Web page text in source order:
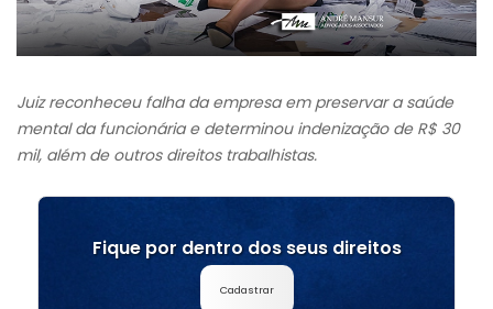
Juiz reconheceu falha da empresa em preservar a saúde
mental da funcionária e determinou indenização de R$ 30
mil, além de outros direitos trabalhistas.
Fique por dentro dos seus direitos
Cadastrar